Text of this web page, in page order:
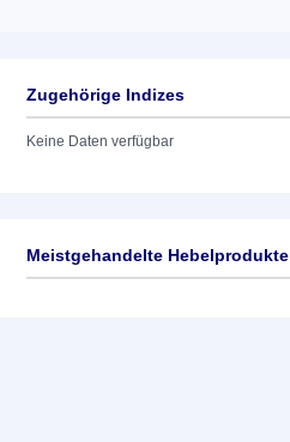
Zugehörige Indizes
Keine Daten verfügbar
Meistgehandelte Hebelprodukte